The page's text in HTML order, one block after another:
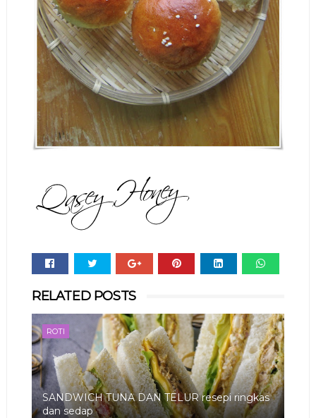
RELATED POSTS
ROTI
SANDWICH TUNA DAN TELUR resepi ringkas
dan sedap